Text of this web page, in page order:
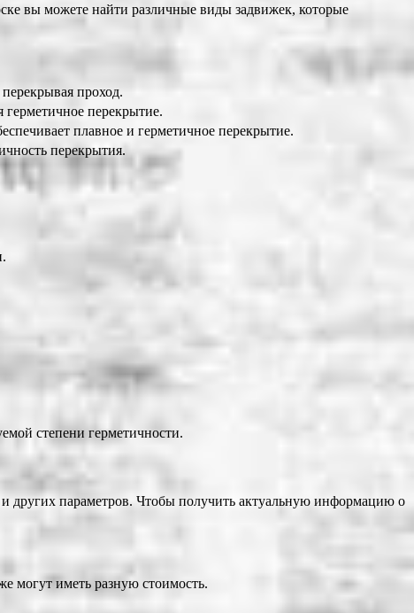
вы можете найти различные виды задвижек, которые
проход.
перекрытие.
плавное и герметичное перекрытие.
перекрытия.
степени герметичности.
и других параметров. Чтобы получить актуальную информацию о
могут иметь разную стоимость.